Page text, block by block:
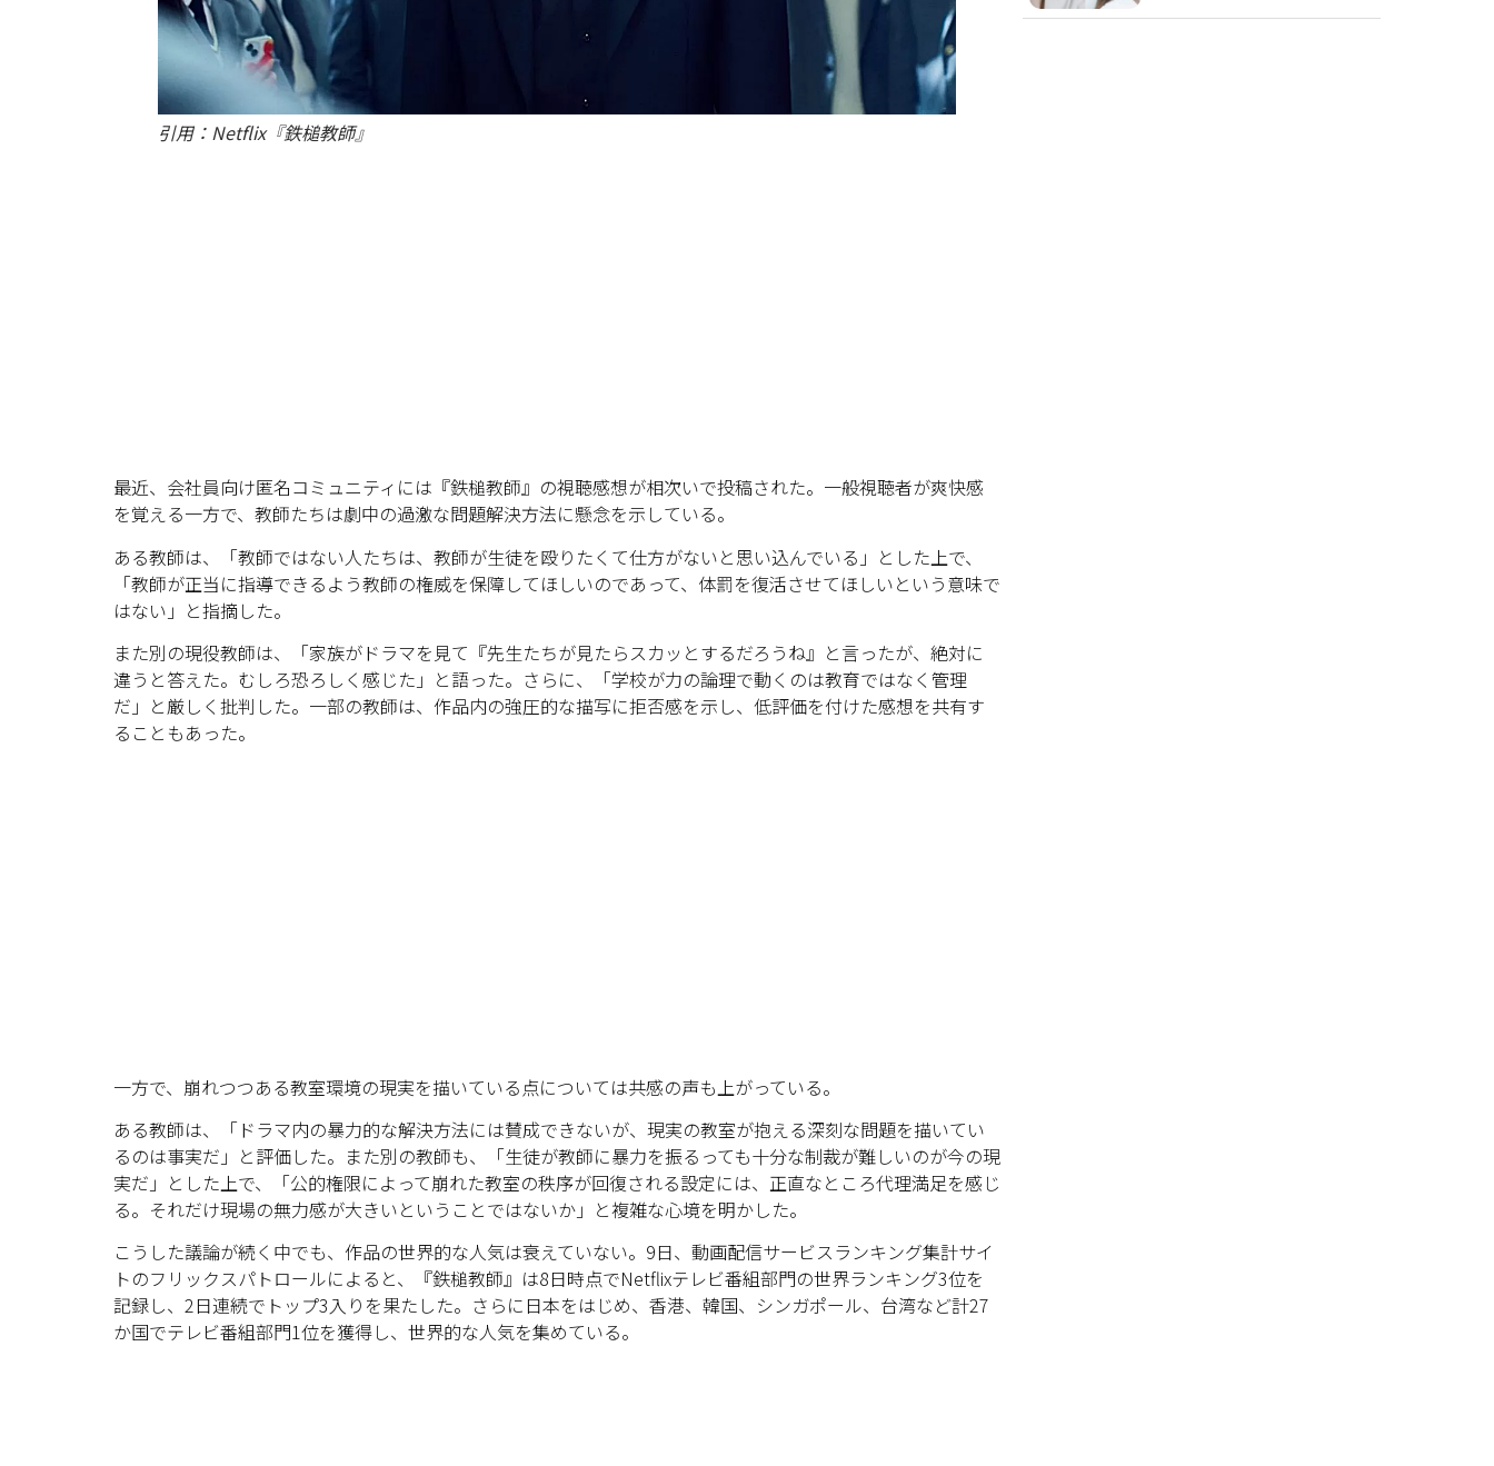
引用：Netflix『鉄槌教師』
最近、会社員向け匿名コミュニティには『鉄槌教師』の視聴感想が相次いで投稿された。一般視聴者が爽快感
を覚える一方で、教師たちは劇中の過激な問題解決方法に懸念を示している。
ある教師は、「教師ではない人たちは、教師が生徒を殴りたくて仕方がないと思い込んでいる」とした上で、
「教師が正当に指導できるよう教師の権威を保障してほしいのであって、体罰を復活させてほしいという意味で
はない」と指摘した。
また別の現役教師は、「家族がドラマを見て『先生たちが見たらスカッとするだろうね』と言ったが、絶対に
違うと答えた。むしろ恐ろしく感じた」と語った。さらに、「学校が力の論理で動くのは教育ではなく管理
だ」と厳しく批判した。一部の教師は、作品内の強圧的な描写に拒否感を示し、低評価を付けた感想を共有す
ることもあった。
一方で、崩れつつある教室環境の現実を描いている点については共感の声も上がっている。
ある教師は、「ドラマ内の暴力的な解決方法には賛成できないが、現実の教室が抱える深刻な問題を描いてい
るのは事実だ」と評価した。また別の教師も、「生徒が教師に暴力を振るっても十分な制裁が難しいのが今の現
実だ」とした上で、「公的権限によって崩れた教室の秩序が回復される設定には、正直なところ代理満足を感じ
る。それだけ現場の無力感が大きいということではないか」と複雑な心境を明かした。
こうした議論が続く中でも、作品の世界的な人気は衰えていない。9日、動画配信サービスランキング集計サイ
トのフリックスパトロールによると、『鉄槌教師』は8日時点でNetflixテレビ番組部門の世界ランキング3位を
記録し、2日連続でトップ3入りを果たした。さらに日本をはじめ、香港、韓国、シンガポール、台湾など計27
か国でテレビ番組部門1位を獲得し、世界的な人気を集めている。